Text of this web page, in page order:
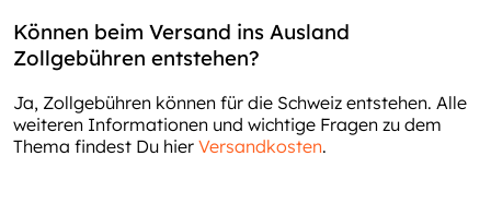
Können beim Versand ins Ausland
Zollgebühren entstehen?
Ja, Zollgebühren können für die Schweiz entstehen. Alle
weiteren Informationen und wichtige Fragen zu dem
Thema findest Du hier Versandkosten.